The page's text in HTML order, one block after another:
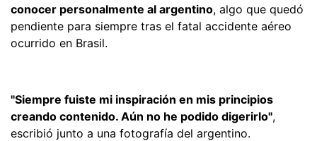
conocer personalmente al argentino, algo que quedó
pendiente para siempre tras el fatal accidente aéreo
ocurrido en Brasil.
"Siempre fuiste mi inspiración en mis principios
creando contenido. Aún no he podido digerirlo",
escribió junto a una fotografía del argentino.